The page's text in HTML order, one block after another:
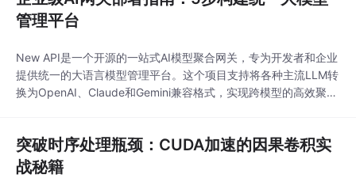
聚
管理平台
New API是一个开源的一站式AI模型聚合网关，专为开发者和企业
提供统一的大语言模型管理平台。这个项目支持将各种主流LLM转
换为OpenAI、Claude和Gemini兼容格式，实现跨模型的高效聚合
能路由分发和精细化成本控制，显著降低AI服务集成的复杂度。#
# 🔍
突破时序处理瓶颈：CUDA加速的因果卷积实
战秘籍